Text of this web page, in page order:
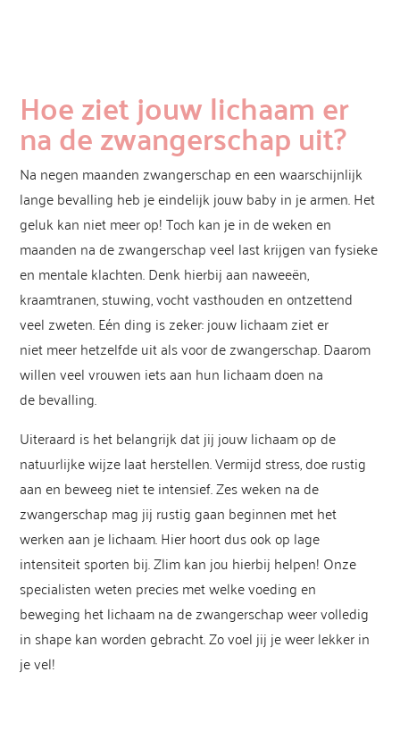
Hoe ziet jouw lichaamer
na de zwangerschap uit?
Na negen maanden zwangerschap en een waarschijnlijk
lange bevalling heb je eindelijk jouw baby in je armen. Het
geluk kan niet meer op! Toch kan je in de weken en
maanden na de zwangerschap veel last krijgen van fysieke
en mentale klachten. Denk hierbij aan naweeën,
kraamtranen, stuwing, vocht vasthouden en ontzettend
veel zweten. Eén ding is zeker: jouw lichaam ziet er
niet meer hetzelfde uit als voor de zwangerschap. Daarom
willen veel vrouwen iets aan hun lichaam doen na
de bevalling.
Uiteraard is het belangrijk dat jij jouw lichaam op de
natuurlijke wijze laat herstellen. Vermijd stress, doe rustig
aan en beweeg niet te intensief. Zes weken na de
zwangerschap mag jij rustig gaan beginnen met het
werken aan je lichaam. Hier hoort dus ook op lage
intensiteit sporten bij. Zlim kan jou hierbij helpen! Onze
specialisten weten precies met welke voeding en
beweging het lichaam na de zwangerschap weer volledig
in shape kan worden gebracht. Zo voel jij je weer lekker in
je vel!